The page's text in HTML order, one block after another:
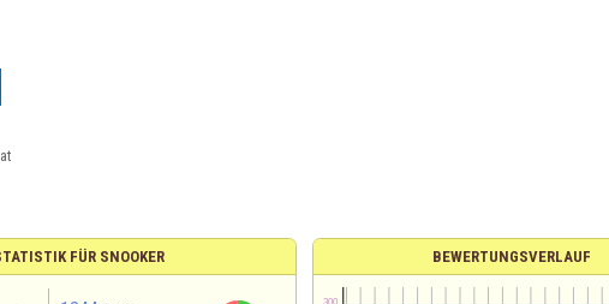
FÜR SNOOKER BEWERTUNGSVERLAUF